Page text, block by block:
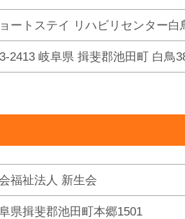
ートステイ リハビリセンター白
2413 岐阜県 揖斐郡池田町 白鳥
福祉法人 新生会
県揖斐郡池田町本郷1501